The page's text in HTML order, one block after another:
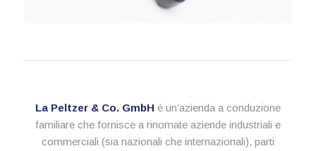
La Peltzer & Co. GmbH è un’azienda a conduzione
familiare che fornisce a rinomate aziende industriali e
commerciali (sia nazionali che internazionali), parti